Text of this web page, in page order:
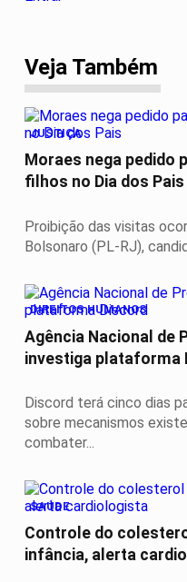
Veja Também
JUSTIÇA
Moraes nega pedido
filhos no Dia dos Pais
Proibição das visitas
Bolsonaro (PL-RJ),
DIREITOS HUMANOS
Agência Nacional de
investiga plataforma
Discord terá cinco dias
sobre mecanismos
combater...
SAÚDE
Controle do
infância, alerta